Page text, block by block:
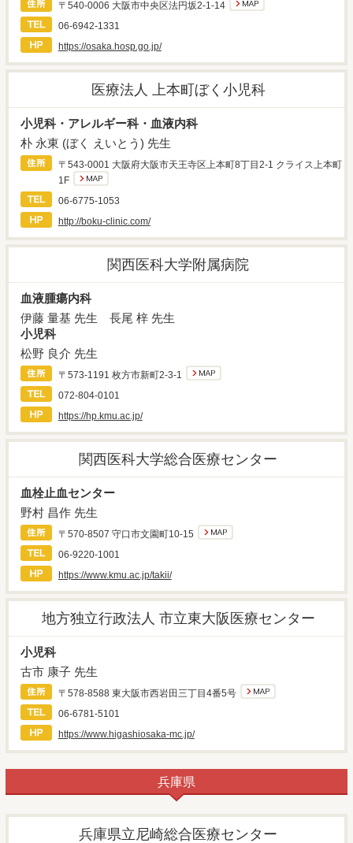
〒540-0006 大阪市中央区法円坂2-1-14
06-6942-1331
https://osaka.hosp.go.jp/
医療法人 上本町ぼく小児科
小児科・アレルギー科・血液内科
朴 永東 (ぼく えいとう) 先生
〒543-0001 大阪府大阪市天王寺区上本町8丁目2-1 クライス上本町
1F
06-6775-1053
http://boku-clinic.com/
関西医科大学附属病院
血液腫瘍内科
伊藤 量基 先生
長尾 梓 先生
小児科
松野 良介 先生
〒573-1191 枚方市新町2-3-1
072-804-0101
https://hp.kmu.ac.jp/
関西医科大学総合医療センター
血栓止血センター
野村 昌作 先生
〒570-8507 守口市文園町10-15
06-9220-1001
https://www.kmu.ac.jp/takii/
地方独立行政法人 市立東大阪医療センター
小児科
古市 康子 先生
〒578-8588 東大阪市西岩田三丁目4番5号
06-6781-5101
https://www.higashiosaka-mc.jp/
兵庫県
兵庫県立尼崎総合医療センター